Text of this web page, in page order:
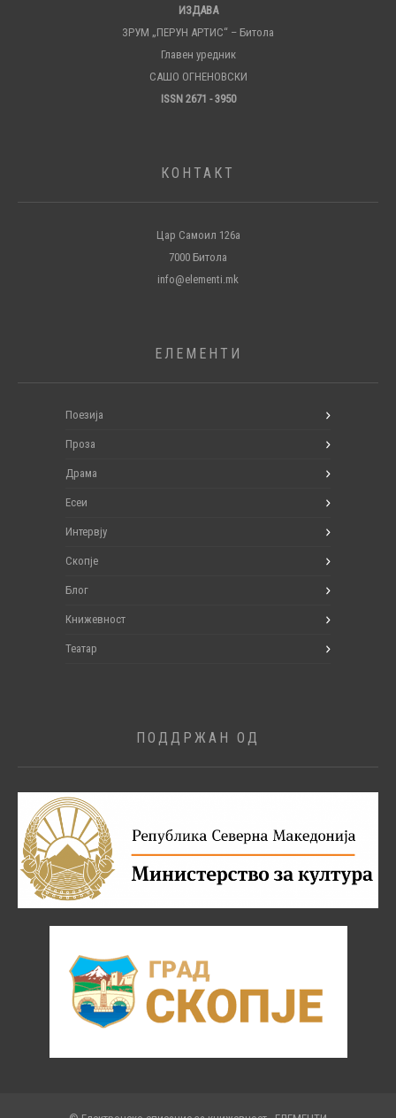
ИЗДАВА
ЗРУМ „ПЕРУН АРТИС“ – Битола
Главен уредник
САШО ОГНЕНОВСКИ
ISSN 2671 - 3950
КОНТАКТ
Цар Самоил 126а
7000 Битола
info@elementi.mk
ЕЛЕМЕНТИ
Поезија
Проза
Драма
Есеи
Интервју
Скопје
Блог
Книжевност
Театар
ПОДДРЖАН ОД